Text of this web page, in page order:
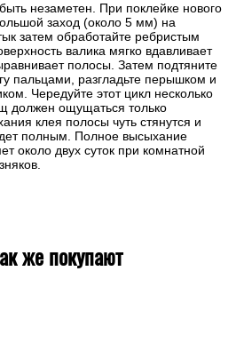
незаметен. При поклейке нового
заход (около 5 мм) на
затем обработайте ребристым
валика мягко вдавливает
полосы. Затем подтяните
пальцами, разгладьте перышком и
Чередуйте этот цикл несколько
должен ощущаться только
клея полосы чуть стянутся и
полным. Полное высыхание
около двух суток при комнатной
же покупают